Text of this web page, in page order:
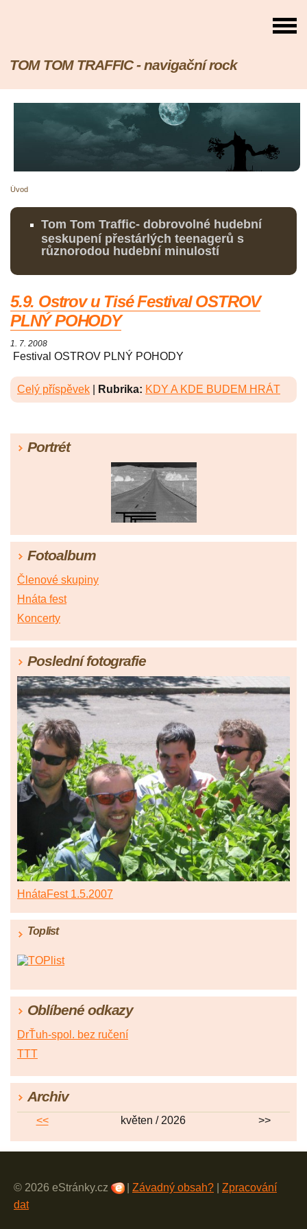
TOM TOM TRAFFIC - navigační rock
Úvod
Tom Tom Traffic- dobrovolné hudební
seskupení přestárlých teenagerů s
různorodou hudební minulostí
5.9. Ostrov u Tisé Festival OSTROV
PLNÝ POHODY
1. 7. 2008
Festival OSTROV PLNÝ POHODY
Celý příspěvek Rubrika: KDY A KDE BUDEM HRÁT
Portrét
Fotoalbum
Členové skupiny
Hnáta fest
Koncerty
Poslední fotografie
HnátaFest 1.5.2007
Toplist
Oblíbené odkazy
DrŤuh-spol. bez ručení
TTT
Archiv
<< květen / 2026 >>
© 2026 eStránky.cz Závadný obsah?
Zpracování
dat